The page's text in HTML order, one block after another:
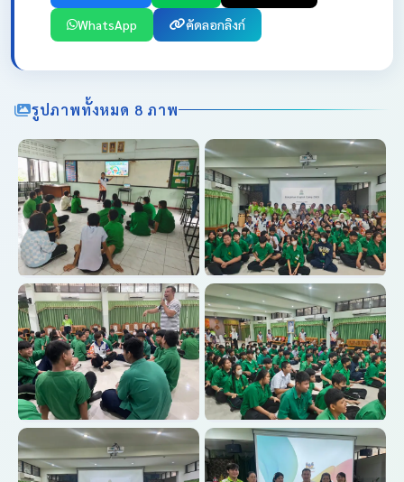
WhatsApp คัดลอกลิงก์
รูปภาพทั้งหมด 8 ภาพ